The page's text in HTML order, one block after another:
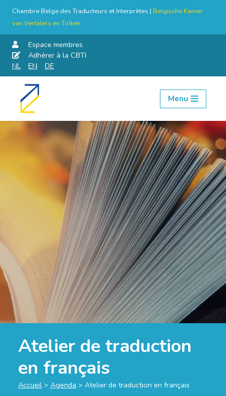
Chambre Belge des Traducteurs et Interprètes | Belgische Kamer
van Vertalers en Tolken
Espace membres
Adhérer à la CBTI
NL
EN DE
Aller
Menu
Atelier de traduction
en français
Accueil > Agenda > Atelier de traduction en français